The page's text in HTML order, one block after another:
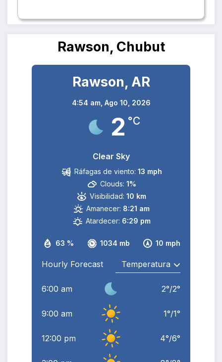
Rawson, Chubut
Rawson, AR
4:54 am, Ago 10, 2026
2 °C
Clear Sky
63 % 1034 mb 10 mph
Ráfagas de viento: 13 mph
Clouds: 1%
Visibilidad: 10 km
Amanecer: 8:21 am
Atardecer: 6:29 pm
Hourly Forecast
6:00 am 2°/2°
9:00 am 1°/1°
12:00 pm 4°/6°